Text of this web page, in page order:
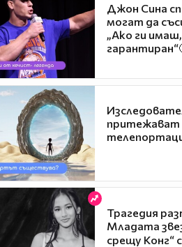
Джон Сина
могат да
„Ако ги
притежават
Трагедия
Младата
срещу Конг“